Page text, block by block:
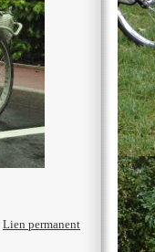
Lien permanent